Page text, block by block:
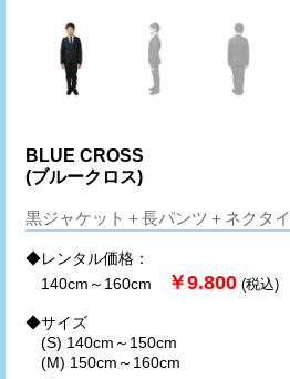
BLUE CROSS
(ブルークロス)
黒ジャケット＋長パンツ＋ネクタイ
◆レンタル価格：
140cm～160cm
￥9.800 (税込)
◆サイズ
(S) 140cm～150cm
(M) 150cm～160cm